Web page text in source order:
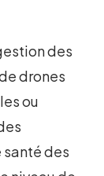
des
drones
ou
des